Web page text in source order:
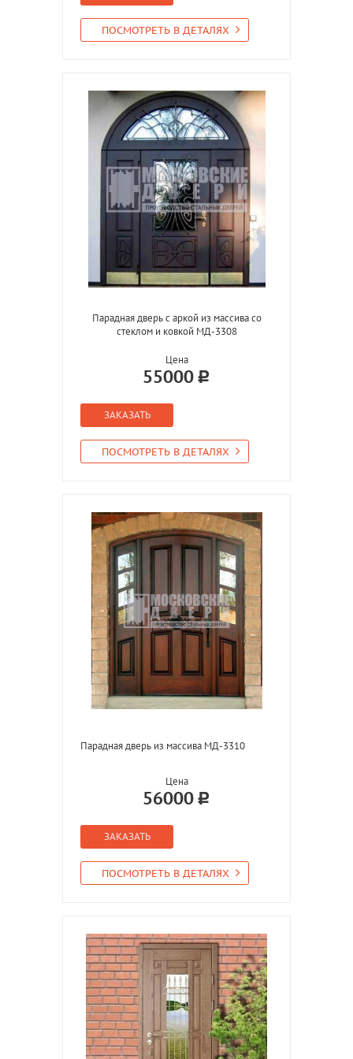
ПОСМОТРЕТЬ В ДЕТАЛЯХ
Парадная дверь с аркой из массива со
стеклом и ковкой МД-3308
Цена
55000
ЗАКАЗАТЬ
ПОСМОТРЕТЬ В ДЕТАЛЯХ
Парадная дверь из массива МД-3310
Цена
56000
ЗАКАЗАТЬ
ПОСМОТРЕТЬ В ДЕТАЛЯХ